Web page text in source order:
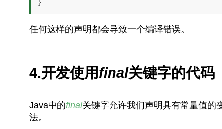
}
任何这样的声明都会导致一个编译错误。
4.开发使用final关键字的代码
Java中的final关键字允许我们声明具有常量值的
法。